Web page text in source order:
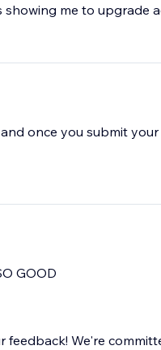
once you submit
GOOD
feedback! We're